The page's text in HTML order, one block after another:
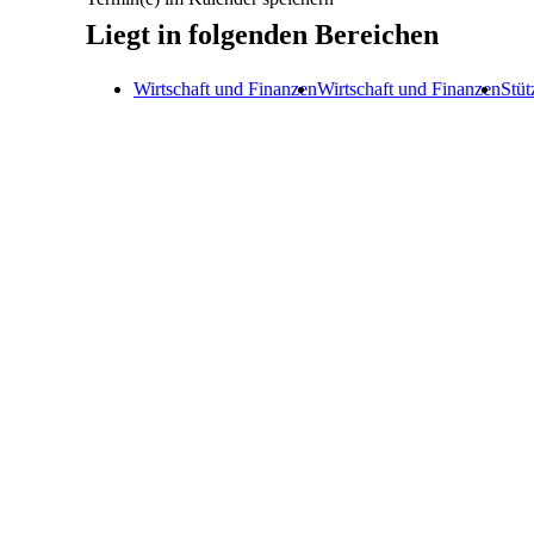
Liegt in folgenden Bereichen
Wirtschaft und FinanzenWirtschaft und Finanzen